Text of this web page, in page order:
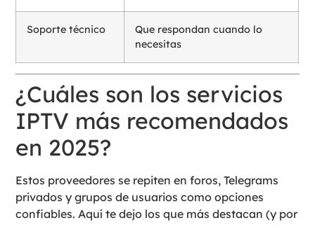
Soporte técnico
Que respondan cuando lo
necesitas
¿Cuáles son los servicios
IPTV más recomendados
en 2025?
Estos proveedores se repiten en foros, Telegrams
privados y grupos de usuarios como opciones
confiables. Aquí te dejo los que más destacan (y por